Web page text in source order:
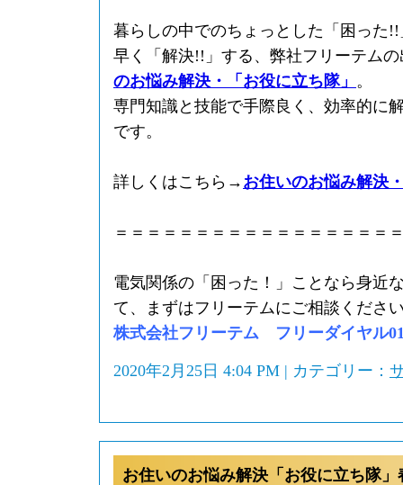
暮らしの中でのちょっとした「困った
早く「解決!!」する、弊社フリーテム
のお悩み解決・「お役に立ち隊」 。
専門知識と技能で手際良く、効率的に
です。
詳しくはこちら→ お住いのお悩み解決
＝＝＝＝＝＝＝＝＝＝＝＝＝＝＝＝＝
電気関係の「困った！」ことなら身近
て、まずはフリーテムにご相談くださ
株式会社フリーテム フリーダイヤル
2020年2月25日 4:04 PM | カテゴリー：
お住いのお悩み解決「お役に立ち隊